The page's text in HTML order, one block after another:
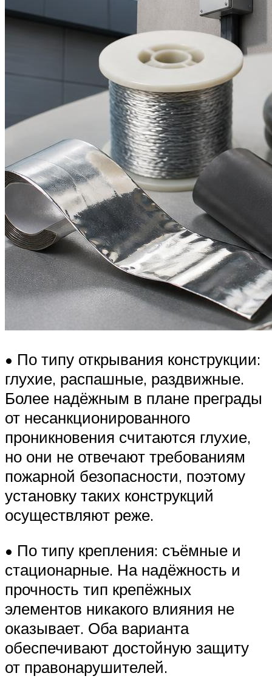
• По типу открывания конструкции:
глухие, распашные, раздвижные.
Более надёжным в плане преграды
от несанкционированного
проникновения считаются глухие,
но они не отвечают требованиям
пожарной безопасности, поэтому
установку таких конструкций
осуществляют реже.
• По типу крепления: съёмные и
стационарные. На надёжность и
прочность тип крепёжных
элементов никакого влияния не
оказывает. Оба варианта
обеспечивают достойную защиту
от правонарушителей.